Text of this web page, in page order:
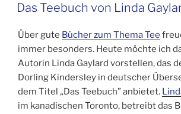
Das Teebuch von Linda
Über gute Bücher zum Thema Tee
immer besonders. Heute möchte ich
Autorin Linda Gaylard vorstellen, das
Dorling Kindersley in deutscher
dem Titel „Das Teebuch” anbietet.
im kanadischen Toronto, betreibt das